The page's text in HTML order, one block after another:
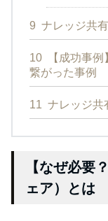
9 ナレッジ共
10
【成功事
繋がった事例
11 ナレッジ共
【なぜ必要
ェア）とは